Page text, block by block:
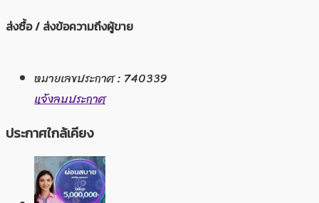
ส่งซื้อ / ส่งข้อความถึงผู้ขาย
หมายเลขประกาศ : 740339
แจ้งลบประกาศ
ประกาศใกล้เคียง